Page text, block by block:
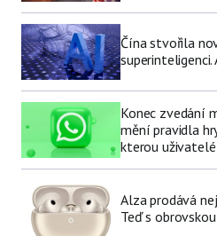
Čína stvořila
Konec zvedání
mění pravidla
kterou
Alza prodává
Teď s